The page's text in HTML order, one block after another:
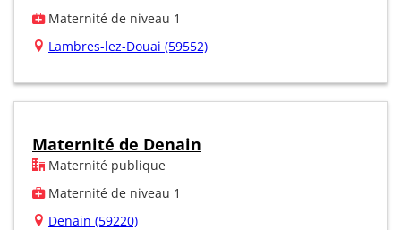
Maternité de niveau 1
Lambres-lez-Douai (59552)
Maternité de Denain
Maternité publique
Maternité de niveau 1
Denain (59220)